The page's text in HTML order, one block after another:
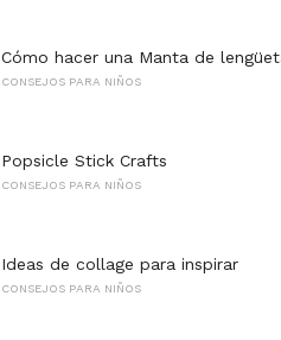
Cómo hacer una Manta de
CONSEJOS PARA NIÑOS
Popsicle Stick Crafts
CONSEJOS PARA NIÑOS
Ideas de collage para inspirar
CONSEJOS PARA NIÑOS